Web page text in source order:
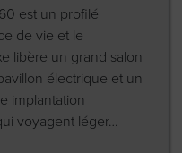
est un profilé
de vie et le
libère un grand salon
électrique et un
implantation
voyagent léger…